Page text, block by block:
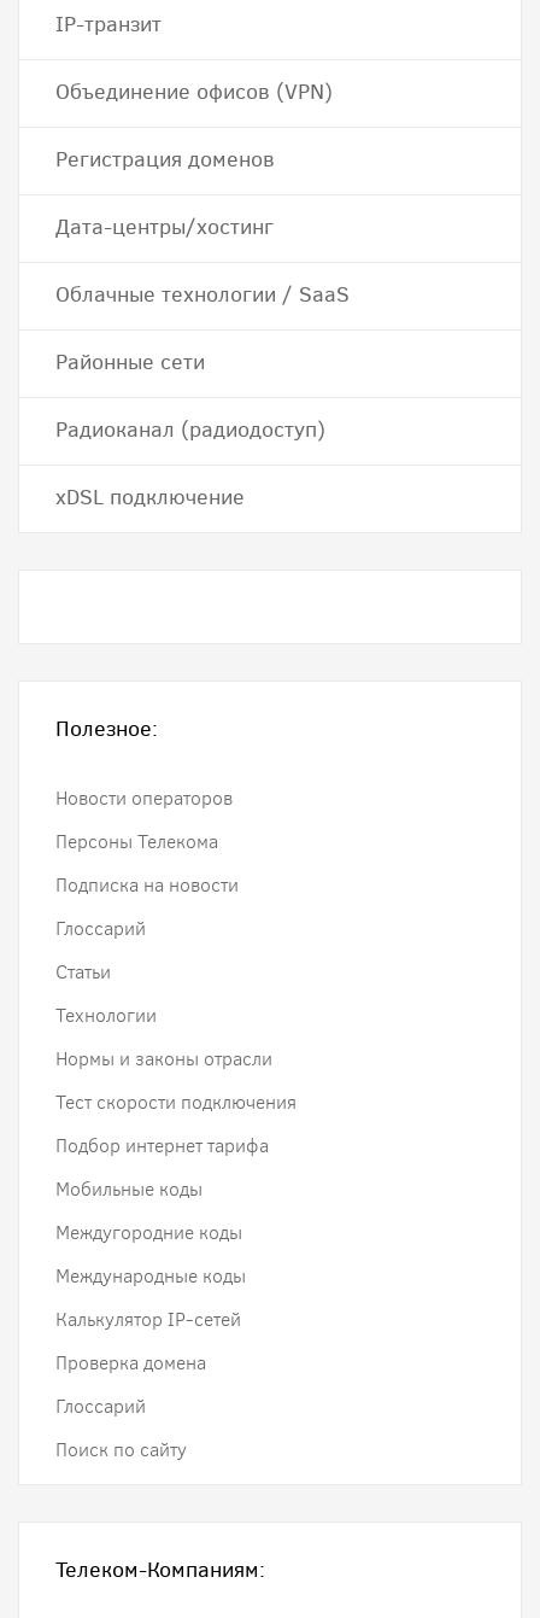
IP-транзит
Объединение офисов (VPN)
Регистрация доменов
Дата-центры/хостинг
Облачные технологии / SaaS
Районные сети
Радиоканал (радиодоступ)
хDSL подключение
Полезное:
Новости операторов
Персоны Телекома
Подписка на новости
Глоссарий
Статьи
Технологии
Нормы и законы отрасли
Тест скорости подключения
Подбор интернет тарифа
Мобильные коды
Междугородние коды
Международные коды
Калькулятор IP-сетей
Проверка домена
Глоссарий
Поиск по сайту
Телеком-Компаниям: